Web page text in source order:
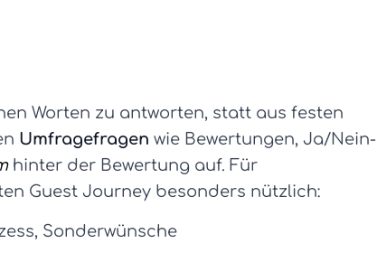
Worten zu antworten, statt aus festen
Umfragefragen wie Bewertungen, Ja/Nein-
hinter der Bewertung auf. Für
Guest Journey besonders nützlich:
Sonderwünsche